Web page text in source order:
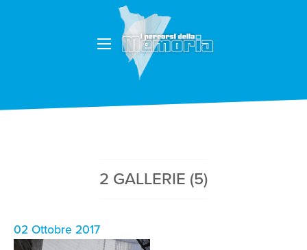
2 GALLERIE (5)
02 Ottobre 2017